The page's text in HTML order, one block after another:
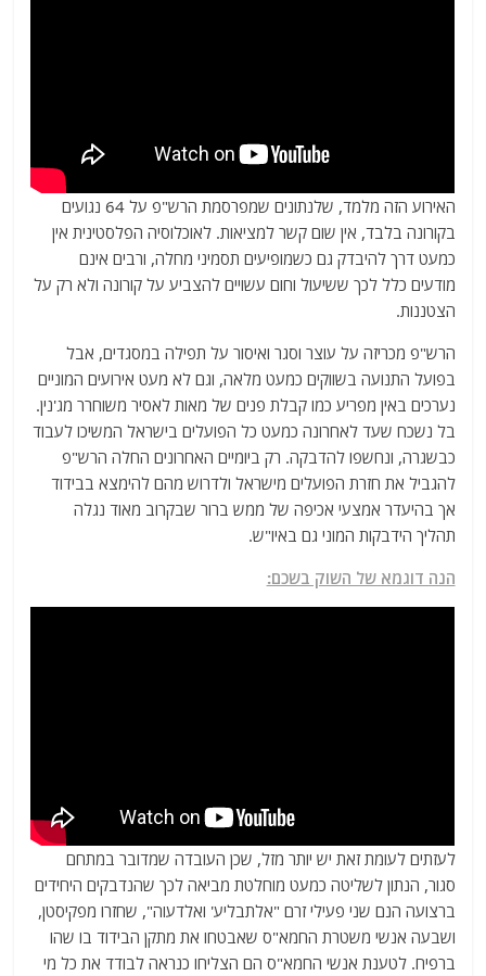
האירוע הזה מלמד, שלנתונים שמפרסמת הרש"פ על 64 נגועים
בקורונה בלבד, אין שום קשר למציאות. לאוכלוסיה הפלסטינית אין
כמעט דרך להיבדק גם כשמופיעים תסמיני מחלה, ורבים אינם
מודעים כלל לכך ששיעול וחום עשויים להצביע על קורונה ולא רק על
הצטננות.
הרש"פ מכריזה על עוצר וסגר ואיסור על תפילה במסגדים, אבל
בפועל התנועה בשווקים כמעט מלאה, וגם לא מעט אירועים המוניים
נערכים באין מפריע כמו קבלת פנים של מאות לאסיר משוחרר מג'נין.
בל נשכח שעד לאחרונה כמעט כל הפועלים בישראל המשיכו לעבוד
כבשגרה, ונחשפו להדבקה. רק ביומיים האחרונים החלה הרש"פ
להגביל את חזרת הפועלים מישראל ולדרוש מהם להימצא בבידוד
אך בהיעדר אמצעי אכיפה של ממש ברור שבקרוב מאוד נגלה
תהליך הידבקות המוני גם באיו"ש.
הנה דוגמא של השוק בשכם:
לעזתים לעומת זאת יש יותר מזל, שכן העובדה שמדובר במתחם
סגור, הנתון לשליטה כמעט מוחלטת מביאה לכך שהנדבקים היחידים
ברצועה הנם שני פעילי זרם "אלתבליע' ואלדעוה", שחזרו מפקיסטן,
ושבעה אנשי משטרת החמא"ס שאבטחו את מתקן הבידוד בו שהו
ברפיח. לטענת אנשי החמא"ס הם הצליחו כנראה לבודד את כל מי